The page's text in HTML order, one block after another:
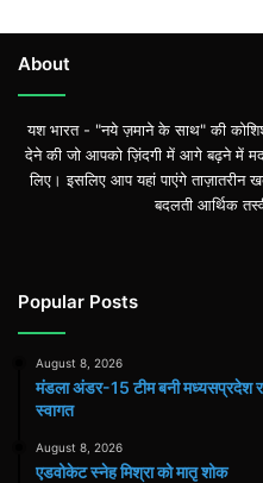
About
यश भारत - "नये ज़माने के साथ" की
देने की जो आपको ज़िंदगी में आगे बढ़ने में
लिए। इसलिए आप यहां पाएंगे ताज़ातरीन
बदलती आर्थिक
Popular Posts
August 8, 2026
मंडला अंडर-15 टीम बनी मध्यसप्रदेश
स्वागत
August 8, 2026
एडवोकेट स्नेह मिश्रा को मातृ शोक